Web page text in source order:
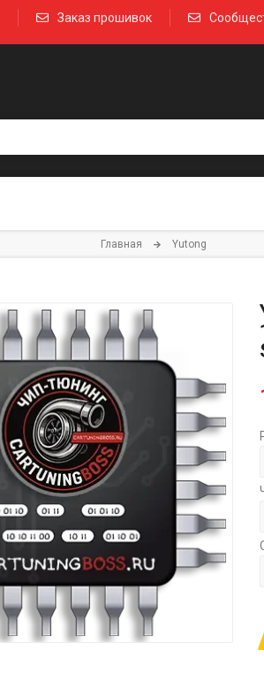
Заказ прошивок
Главная Yutong